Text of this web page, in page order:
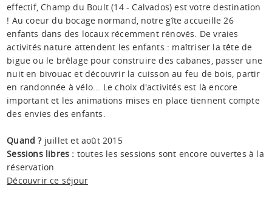
effectif, Champ du Boult (14 - Calvados) est votre destination
! Au coeur du bocage normand, notre gîte accueille 26
enfants dans des locaux récemment rénovés. De vraies
activités nature attendent les enfants : maîtriser la tête de
bigue ou le brêlage pour construire des cabanes, passer une
nuit en bivouac et découvrir la cuisson au feu de bois, partir
en randonnée à vélo... Le choix d'activités est là encore
important et les animations mises en place tiennent compte
des envies des enfants.
Quand ?juillet et août 2015
Sessions libres : toutes les sessions sont encore ouvertes à la
réservation
Découvrir ce séjour